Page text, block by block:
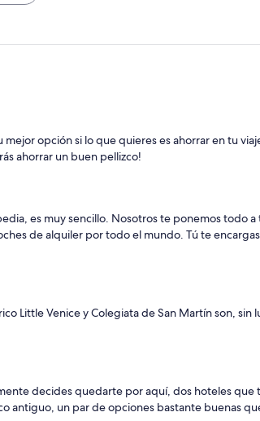
opción si lo que quieres es ahorrar en tu
ahorrar un buen pellizco!
es muy sencillo. Nosotros te ponemos todo a
de alquiler por todo el mundo. Tú te
Little Venice y Colegiata de San Martín son, sin
decides quedarte por aquí, dos hoteles que
antiguo, un par de opciones bastante buenas